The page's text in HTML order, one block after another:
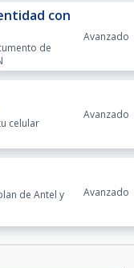
con
de
Avanzado
celular
Avanzado
de Antel y
Avanzado